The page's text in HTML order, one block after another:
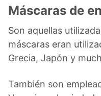
Máscaras de
Son aquellas
máscaras eran
Grecia, Japón y
También son